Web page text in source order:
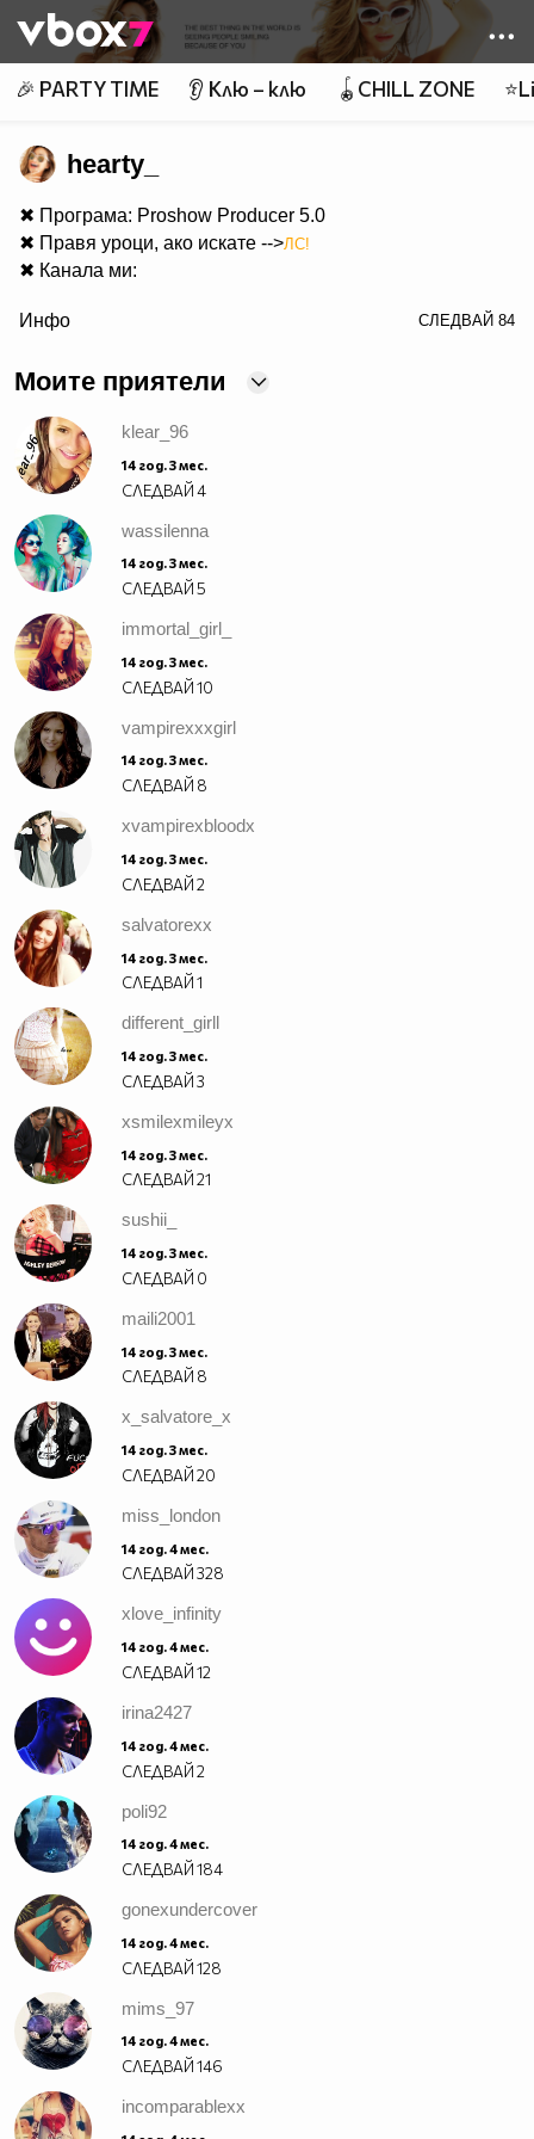
👾
🎉 PARTY TIME 👂 Клю – клю 🪀CHILL ZONE
hearty_
✖ Програма: Proshow Producer 5.0
✖ Правя уроци, ако искате -->ЛС!
✖ Канала ми:
✖Питайте нещо!
Инфо СЛЕДВАЙ 84
Моите приятели
klear_96
14 год. 3 мес.
СЛЕДВАЙ4
wassilenna
14 год. 3 мес.
СЛЕДВАЙ5
immortal_girl_
14 год. 3 мес.
СЛЕДВАЙ10
vampirexxxgirl
14 год. 3 мес.
СЛЕДВАЙ 8
xvampirexbloodx
14 год. 3 мес.
СЛЕДВАЙ2
salvatorexx
14 год. 3 мес.
СЛЕДВАЙ1
different_girll
14 год. 3 мес.
СЛЕДВАЙ3
xsmilexmileyx
14 год. 3 мес.
СЛЕДВАЙ21
sushii_
14 год. 3 мес.
СЛЕДВАЙ 0
maili2001
14 год. 3 мес.
СЛЕДВАЙ 8
x_salvatore_x
14 год. 3 мес.
СЛЕДВАЙ20
miss_london
14 год. 4 мес.
СЛЕДВАЙ328
xlove_infinity
14 год. 4 мес.
СЛЕДВАЙ12
irina2427
14 год. 4 мес.
СЛЕДВАЙ2
poli92
14 год. 4 мес.
СЛЕДВАЙ184
gonexundercover
14 год. 4 мес.
СЛЕДВАЙ128
mims_97
14 год. 4 мес.
СЛЕДВАЙ146
incomparablexx